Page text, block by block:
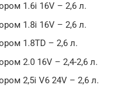
1.6i 16V – 2,6 л.
1.8i 16V – 2,6 л.
1.8TD – 2,6 л.
2.0 16V – 2,4-2,6 л.
2,5i V6 24V – 2,6 л.